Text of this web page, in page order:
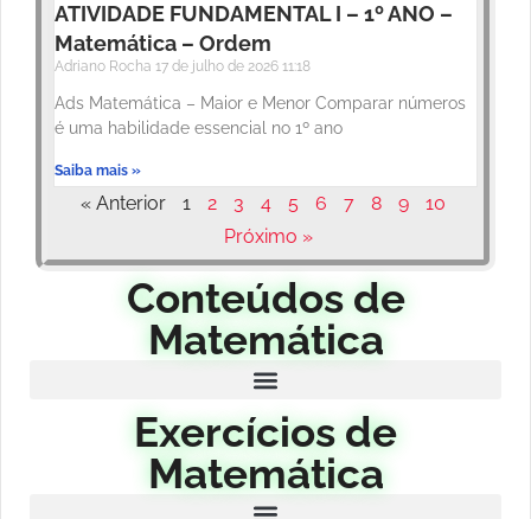
ATIVIDADE FUNDAMENTAL I – 1º ANO –
Matemática – Ordem
Adriano Rocha 17 de julho de 2026 11:18
Ads Matemática – Maior e Menor Comparar números
é uma habilidade essencial no 1º ano
Saiba mais »
« Anterior 1 2 3 4 5 6 7 8 9
10
Próximo »
Conteúdos de
Matemática
Exercícios de
Matemática